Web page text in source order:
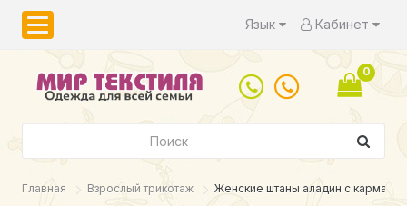
Язык Кабинет
0
Главная Взрослый трикотаж Женские штаны аладин с